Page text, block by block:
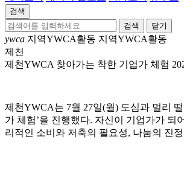
검색
닫기
ywca 지역YWCA활동 지역YWCA활동
제천
제천YWCA 찾아가는 착한 기업가 체험
제천YWCA는 7월 27일(월) 도심과 멀리
가 체험’을 진행했다. 자신이 기업가가
리적인 소비와 저축의 필요성, 나눔의 진